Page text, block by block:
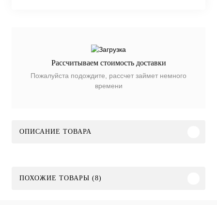
Рассчитываем стоимость доставки
Пожалуйста подождите, рассчет займет немного
времени
ОПИСАНИЕ ТОВАРА
ПОХОЖИЕ ТОВАРЫ (8)